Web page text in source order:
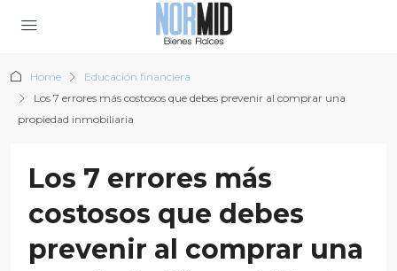
Home
Educación financiera
Los 7 errores más costosos que debes prevenir al comprar una
propiedad inmobiliaria
Los 7 errores más
costosos que debes
prevenir al comprar una